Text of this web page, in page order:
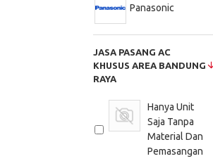
Panasonic
JASA PASANG AC
KHUSUS AREA BANDUNG
RAYA
Hanya Unit
Saja Tanpa
Material Dan
Pemasangan